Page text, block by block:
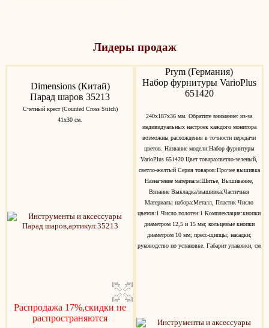
Лидеры продаж
Dimensions (Китай)
Парад шаров 35213
Счетный крест (Counted Cross Stitch)
41х30 см.
Распродажа 17%,скидки не
распространяются
Prym (Германия)
Набор фурнитуры VarioPlus
651420
240х187х36 мм. Обратите внимание: из-за
индивидуальных настроек каждого монитора
возможны расхождения в точности передачи
цветов. Название модели:Набор фурнитуры
VarioPlus 651420 Цвет товара:светло-зеленый,
светло-желтый Серия товаров:Прочее вышивка
Назначение материала:Шитье, Вышивание,
Вязание Выкладка/вышивка:Частичная
Материалы набора:Металл, Пластик Число
цветов:1 Число полотен:1 Комплектация:кнопки
диаметром 12,5 и 15 мм; кольцевые кнопки
диаметром 10 мм; пресс-щипцы; насадки;
руководство по установке. Габарит упаковки, см